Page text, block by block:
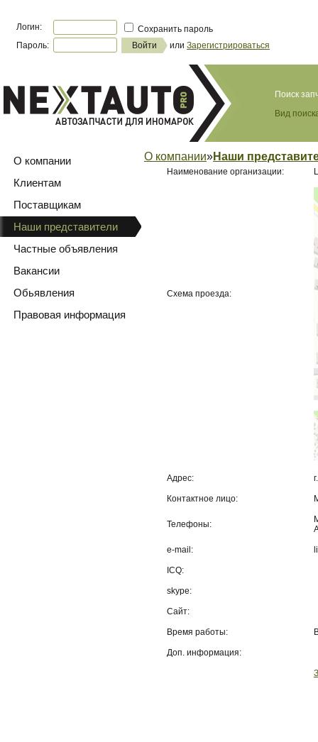
Логин:
Сохранить пароль
Пароль:
или Зарегистрироваться
Поиск
Вид
О компании
Клиентам
Поставщикам
Наши представители
Частные объявления
Вакансии
Обьявления
Правовая информация
О компании»Наши
Наименование организации:
Схема проезда:
Адрес:
Контактное лицо:
Телефоны:
e-mail:
ICQ:
skype:
Сайт:
Время работы:
Доп. информация: